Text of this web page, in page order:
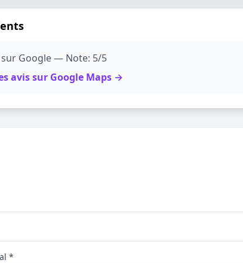
sur Google — Note: 5/5
avis sur Google Maps →
*